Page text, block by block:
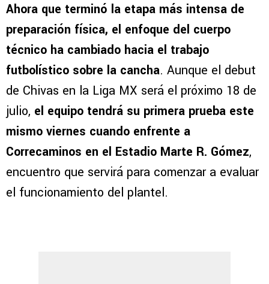
Ahora que terminó la etapa más intensa de
preparación física, el enfoque del cuerpo
técnico ha cambiado hacia el trabajo
futbolístico sobre la cancha. Aunque el debut
de Chivas en la Liga MX será el próximo 18 de
julio, el equipo tendrá su primera prueba este
mismo viernes cuando enfrente a
Correcaminos en el Estadio Marte R. Gómez,
encuentro que servirá para comenzar a evaluar
el funcionamiento del plantel.